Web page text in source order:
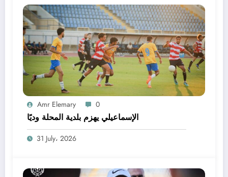
Amr Elemary 0
الإسماعيلي يهزم بلدية المحلة وديًا
31 July، 2026